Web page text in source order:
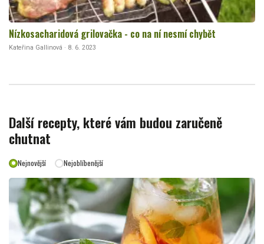
Nízkosacharidová grilovačka - co na ní nesmí chybět
Kateřina Gallinová · 8. 6. 2023
Další recepty, které vám budou zaručeně
chutnat
Nejnovější Nejoblíbenější